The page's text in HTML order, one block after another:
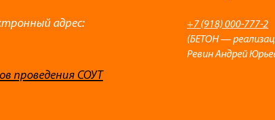
адрес:
проведения СОУТ
+7 (918) 000-777-2
(БЕТОН —
Ревин Андрей